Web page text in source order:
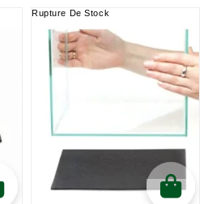
Rupture De Stock